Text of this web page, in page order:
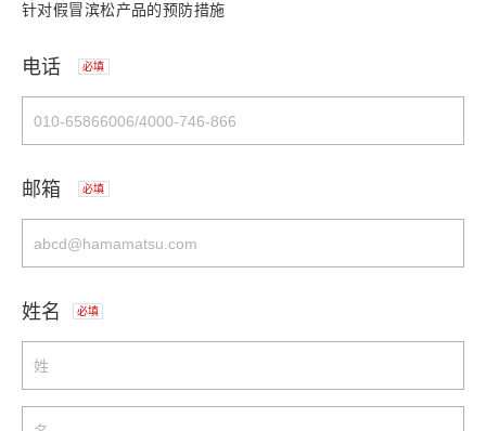
针对假冒滨松产品的预防措施
电话 必填
邮箱 必填
姓名 必填